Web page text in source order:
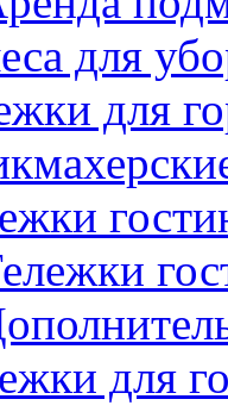
для
для
для